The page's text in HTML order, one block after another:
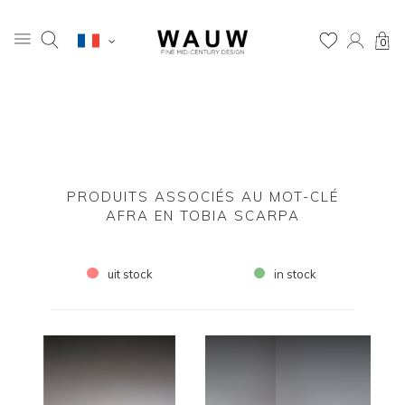
0
PRODUITS ASSOCIÉS AU MOT-CLÉ
AFRA EN TOBIA SCARPA
uit stock in stock